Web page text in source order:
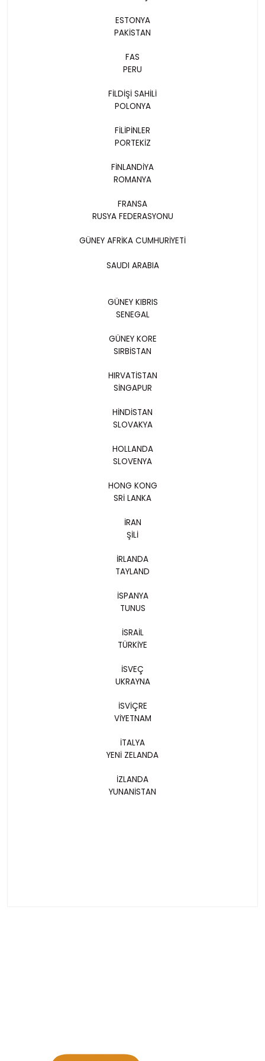
ESTONYA
PAKİSTAN
FAS
PERU
FİLDİŞİ SAHİLİ
POLONYA
FİLİPİNLER
PORTEKİZ
FİNLANDİYA
ROMANYA
FRANSA
RUSYA FEDERASYONU
GÜNEY AFRİKA CUMHURİYETİ
SAUDI ARABIA
GÜNEY KIBRIS
SENEGAL
GÜNEY KORE
SIRBİSTAN
HIRVATİSTAN
SİNGAPUR
HİNDİSTAN
SLOVAKYA
HOLLANDA
SLOVENYA
HONG KONG
SRİ LANKA
İRAN
ŞİLİ
İRLANDA
TAYLAND
İSPANYA
TUNUS
İSRAİL
TÜRKİYE
İSVEÇ
UKRAYNA
İSVİÇRE
VİYETNAM
İTALYA
YENİ ZELANDA
İZLANDA
YUNANİSTAN